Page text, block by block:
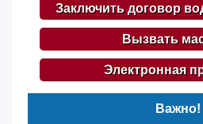
Заключить договор
Вызвать
Электронная
Важно!